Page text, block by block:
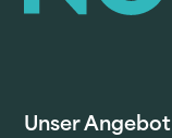
Unser Angebot